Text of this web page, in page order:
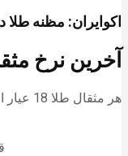
اکوایران: مظنه
آخرین نرخ مثقال
هر مثقال طلا 18 عیار امروز با کاهش ۰.۸۱ درصدی، از ۸۰,۵۰۳,۰۰۰ (هشتاد میلیون و پانصد و سه هزار) تومان به ۷۹,۸۵۲,۰۰۰ (هفتاد و نه میلیون و هشتصد و پنجاه و دو هزار) تومان رسید.